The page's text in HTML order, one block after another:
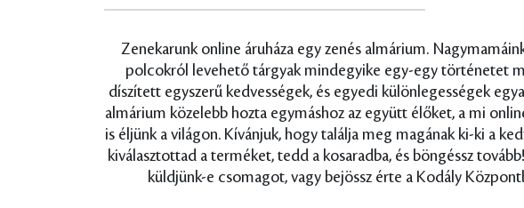
Zenekarunk online áruháza egy zenés almárium.
polcokról levehető tárgyak mindegyike egy-egy történetet
díszített egyszerű kedvességek, és egyedi különlegességek
almárium közelebb hozta egymáshoz az együtt élőket, a mi
is éljünk a világon. Kívánjuk, hogy találja meg magának ki-ki a
kiválasztottad a terméket, tedd a kosaradba, és böngéssz
küldjünk-e csomagot, vagy bejössz érte a Kodály